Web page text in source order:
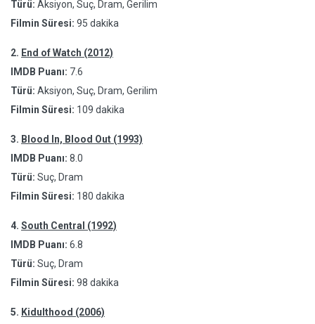
Türü: Aksiyon, Suç, Dram, Gerilim
Filmin Süresi: 95 dakika
2. End of Watch (2012)
IMDB Puanı: 7.6
Türü: Aksiyon, Suç, Dram, Gerilim
Filmin Süresi: 109 dakika
3. Blood In, Blood Out (1993)
IMDB Puanı: 8.0
Türü: Suç, Dram
Filmin Süresi: 180 dakika
4. South Central (1992)
IMDB Puanı: 6.8
Türü: Suç, Dram
Filmin Süresi: 98 dakika
5. Kidulthood (2006)